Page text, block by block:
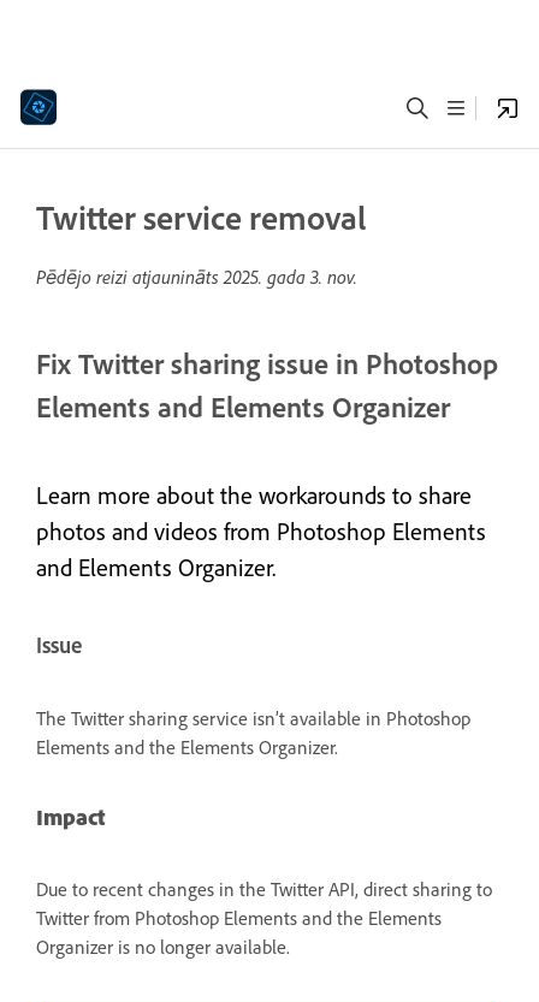
Twitter service removal
Pēdējo reizi atjaunināts2025. gada 3. nov.
Fix Twitter sharing issue in Photoshop
Elements and Elements Organizer
Learn more about the workarounds to share
photos and videos from Photoshop Elements
and Elements Organizer.
Issue
The Twitter sharing service isn’t available in Photoshop
Elements and the Elements Organizer.
Impact
Due to recent changes in the Twitter API, direct sharing to
Twitter from Photoshop Elements and the Elements
Organizer is no longer available.